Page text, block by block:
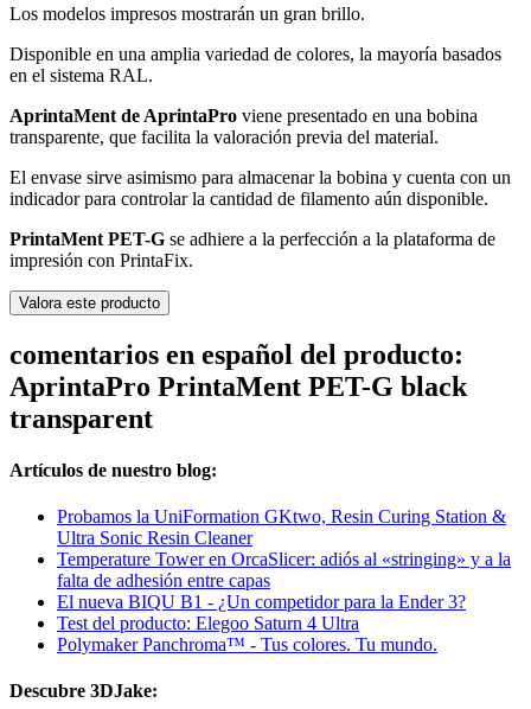
Los modelos impresos mostrarán un gran brillo.
Disponible en una amplia variedad de colores, la mayoría basados
en el sistema RAL.
AprintaMent de AprintaPro viene presentado en una bobina
transparente, que facilita la valoración previa del material.
El envase sirve asimismo para almacenar la bobina y cuenta con un
indicador para controlar la cantidad de filamento aún disponible.
PrintaMent PET-G se adhiere a la perfección a la plataforma de
impresión con PrintaFix.
Valora este producto
comentarios en español del producto:
AprintaPro PrintaMent PET-G black
transparent
Artículos de nuestro blog:
Probamos la UniFormation GKtwo, Resin Curing Station &
Ultra Sonic Resin Cleaner
Temperature Tower en OrcaSlicer: adiós al «stringing» y a la
falta de adhesión entre capas
El nueva BIQU B1 - ¿Un competidor para la Ender 3?
Test del producto: Elegoo Saturn 4 Ultra
Polymaker Panchroma™ - Tus colores. Tu mundo.
Descubre 3DJake: